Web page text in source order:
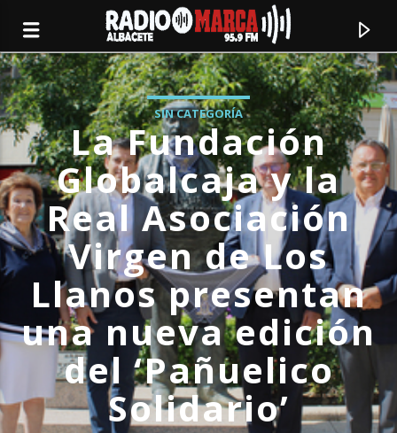
Canción actual
Radio Marca
Albacete
SIN CATEGORÍA
La Fundación
Globalcaja y la
Real Asociación
Virgen de Los
Llanos presentan
una nueva edición
del ‘Pañuelico
Solidario’